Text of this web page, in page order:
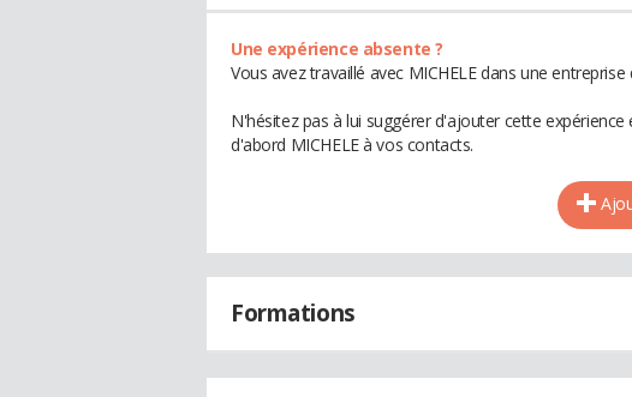
Une expérience absente ?
Vous avez travaillé avec MICHELE dans une
N'hésitez pas à lui suggérer d'ajouter cette
d'abord MICHELE à vos contacts.
Formations